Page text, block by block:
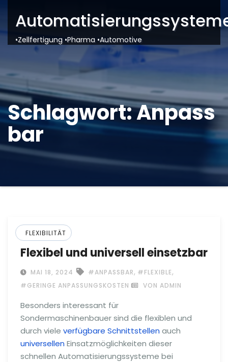
•Zellfertigung •Pharma •Automotive
Schlagwort:Anpass
bar
FLEXIBILITÄT
Flexibel und universell einsetzbar
MAI 18, 2024 #ANPASSBAR, #FLEXIBLE,
#GERINGE ANPASSUNGSKOSTEN VON ADMIN
Besonders interessant für
Sondermaschinenbauer sind die flexiblen und
durch viele verfügbare Schnittstellen auch
universellen Einsatzmöglichkeiten dieser
schnellen Automatisierungssysteme bei